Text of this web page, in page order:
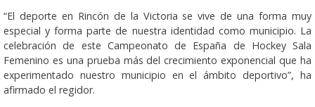
“El deporte en Rincón de la Victoria se vive de una forma muy
especial y forma parte de nuestra identidad como municipio. La
celebración de este Campeonato de España de Hockey Sala
Femenino es una prueba más del crecimiento exponencial que ha
experimentado nuestro municipio en el ámbito deportivo”, ha
afirmado el regidor.